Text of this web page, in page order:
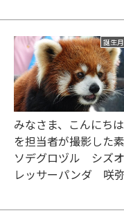
誕生月
みなさま、こんにち
を担当者が撮影した
ソデグロヅル シズ
レッサーパンダ 咲